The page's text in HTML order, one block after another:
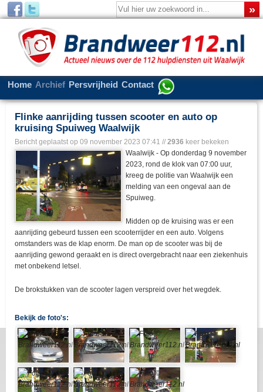
Home Archief Persvrijheid Contact
Flinke aanrijding tussen scooter en auto op
kruising Spuiweg Waalwijk
Bericht geplaatst op 09 november 2023 07:41 // 2936 keer bekeken
Waalwijk - Op donderdag 9 november
2023, rond de klok van 07:00 uur,
kreeg de politie van Waalwijk een
melding van een ongeval aan de
Spuiweg.
Midden op de kruising was er een
aanrijding gebeurd tussen een scooterrijder en een auto. Volgens
omstanders was de klap enorm. De man op de scooter was bij de
aanrijding gewond geraakt en is direct overgebracht naar een ziekenhuis
met onbekend letsel.
De brokstukken van de scooter lagen verspreid over het wegdek.
Bekijk de foto's: